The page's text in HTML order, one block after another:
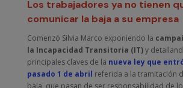
Los trabajadores ya no tienen
comunicar la baja a su empresa
Comenzó Silvia Marco exponiendo la
la Incapacidad Transitoria (IT)y
principales claves de la nueva ley que
pasado 1 de abril referida a la tramitación